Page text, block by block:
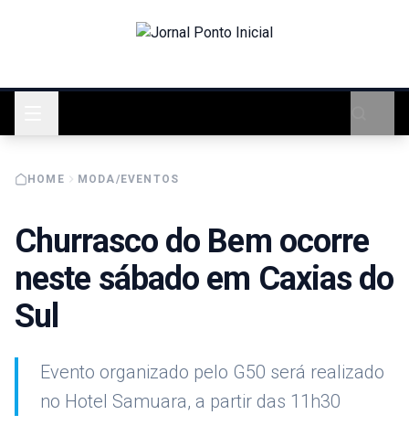
HOME MODA/EVENTOS
Churrasco do Bem ocorre
neste sábado em Caxias do
Sul
Evento organizado pelo G50 será realizado
no Hotel Samuara, a partir das 11h30